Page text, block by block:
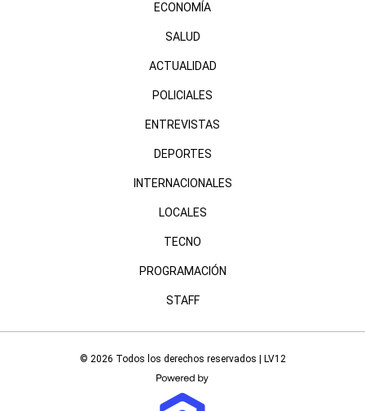
ECONOMÍA
SALUD
ACTUALIDAD
POLICIALES
ENTREVISTAS
DEPORTES
INTERNACIONALES
LOCALES
TECNO
PROGRAMACIÓN
STAFF
© 2026 Todos los derechos reservados | LV12